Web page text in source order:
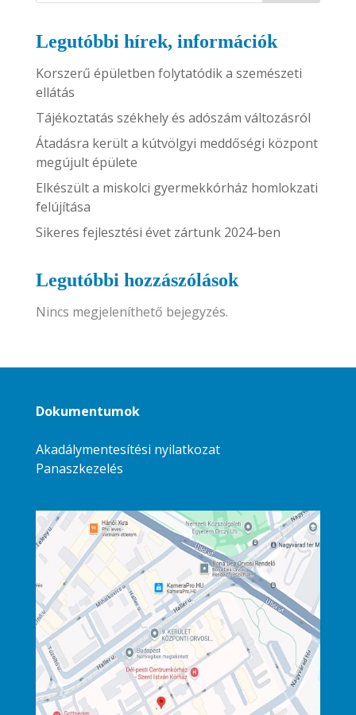
Legutóbbi hírek, információk
Korszerű épületben folytatódik a szemészeti
ellátás
Tájékoztatás székhely és adószám változásról
Átadásra került a kútvölgyi meddőségi központ
megújult épülete
Elkészült a miskolci gyermekkórház homlokzati
felújítása
Sikeres fejlesztési évet zártunk 2024-ben
Legutóbbi hozzászólások
Nincs megjeleníthető bejegyzés.
Dokumentumok
Akadálymentesítési nyilatkozat
Panaszkezelés